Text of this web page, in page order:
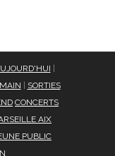
SORTIES
CONCERTS
AIX
PUBLIC